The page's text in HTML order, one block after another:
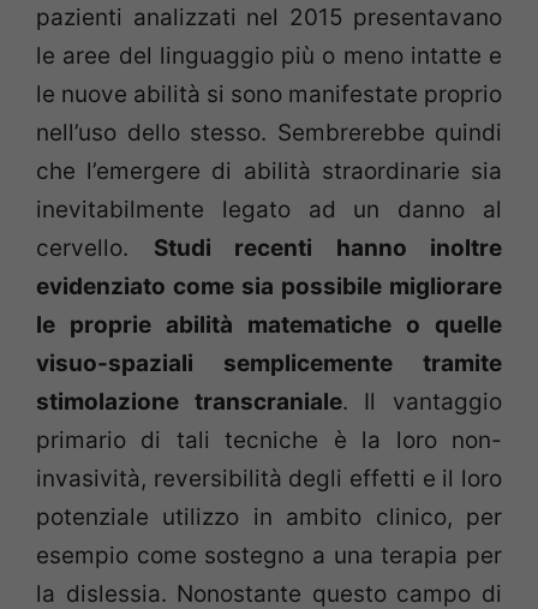
pazienti analizzati nel 2015 presentavano
le aree del linguaggio più o meno intatte e
le nuove abilità si sono manifestate proprio
nell’uso dello stesso. Sembrerebbe quindi
che l’emergere di abilità straordinarie sia
inevitabilmente legato ad un danno al
cervello. Studi recenti hanno inoltre
evidenziato come sia possibile migliorare
le proprie abilità matematiche o quelle
visuo-spaziali semplicemente tramite
stimolazione transcraniale. Il vantaggio
primario di tali tecniche è la loro non-
invasività, reversibilità degli effetti e il loro
potenziale utilizzo in ambito clinico, per
esempio come sostegno a una terapia per
la dislessia. Nonostante questo campo di